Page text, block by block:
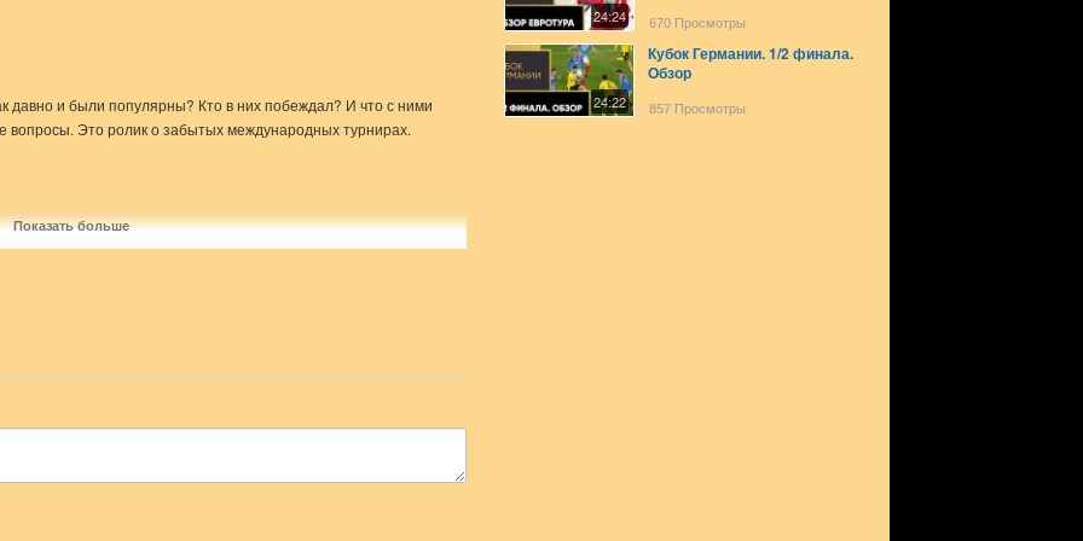
давно и были популярны? Кто в них побеждал? И что с ними
вопросы. Это ролик о забытых международных турнирах.
играть в футбол, а также для тех, кто хочет узнать о
Показать больше
24:24 670 Просмотры
24:22
Кубок Германии. 1/2 финала.
Обзор
857 Просмотры